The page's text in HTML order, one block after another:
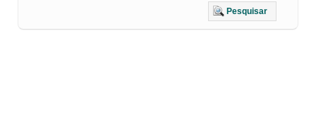
Pesquisar